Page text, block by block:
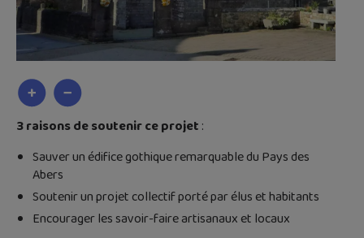
3 raisons de soutenir ce projet :
Sauver un édifice gothique remarquable du Pays des
Abers
Soutenir un projet collectif porté par élus et habitants
Encourager les savoir-faire artisanaux et locaux